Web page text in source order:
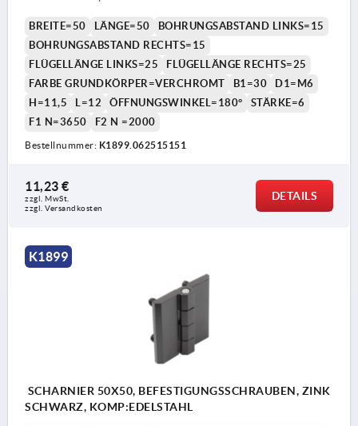
BREITE=50 LÄNGE=50
BOHRUNGSABSTAND LINKS=15
BOHRUNGSABSTAND RECHTS=15
FLÜGELLÄNGE LINKS=25
FLÜGELLÄNGE RECHTS=25
FARBE GRUNDKÖRPER=VERCHROMT
B1=30
D1=M6
H=11,5
L=12 ÖFFNUNGSWINKEL=180°
STÄRKE=6
F1 N=3650
F2 N =2000
Bestellnummer: K1899.062515151
11,23 €
zzgl. MwSt.
zzgl. Versandkosten
DETAILS
K1899
SCHARNIER 50X50, BEFESTIGUNGSSCHRAUBEN, ZINK
SCHWARZ, KOMP:EDELSTAHL